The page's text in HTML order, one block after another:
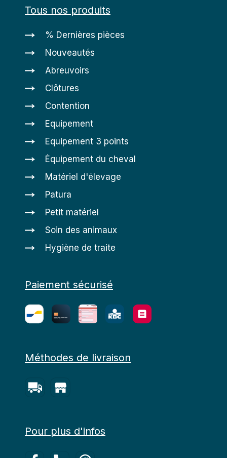
Tous nos produits
% Dernières pièces
Nouveautés
Abreuvoirs
Clôtures
Contention
Equipement
Equipement 3 points
Équipement du cheval
Matériel d'élevage
Patura
Petit matériel
Soin des animaux
Hygiène de traite
Paiement sécurisé
Méthodes de livraison
Pour plus d'infos